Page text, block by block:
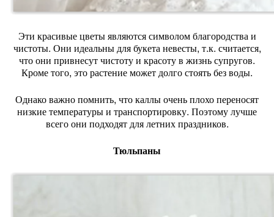
Эти красивые цветы являются символом благородства и
чистоты. Они идеальны для букета невесты, т.к. считается,
что они привнесут чистоту и красоту в жизнь супругов.
Кроме того, это растение может долго стоять без воды.
Однако важно помнить, что каллы очень плохо переносят
низкие температуры и транспортировку. Поэтому лучше
всего они подходят для летних праздников.
Тюльпаны